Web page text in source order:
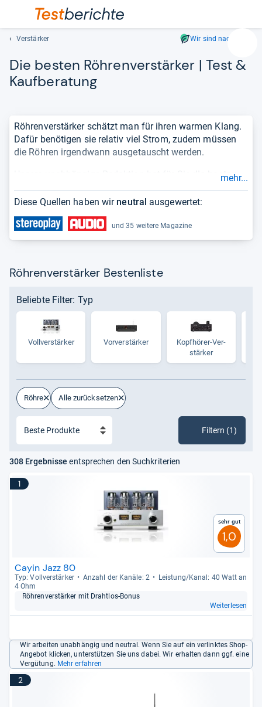
Geben
ein.
und
lassen
Verstärker Wir sind nachhaltig
Die bes­ten Röh­ren­ver­stär­ker | Test &
Kauf­be­ra­tung
Röhrenverstärker schätzt man für ihren warmen Klang.
Dafür benötigen sie relativ viel Strom, zudem müssen
die Röhren irgendwann ausgetauscht werden.
die besten
berücksichtigt nur aktuelle Produkte.Testergebnisse
Überblick über die Produktqualität. Momentan bestes
Produkt ist Cayin Jazz 80 mit der Note 1,0.
mehr...
Diese Quellen haben wir neutral ausgewertet:
und 35 weitere Magazine
Röhrenverstärker Bestenliste
Beliebte Filter: Typ
Voll­ver­stär­ker Vor­ver­stär­ker
Kopf­hö­rer-​Ver­
stär­ker
Röhre Alle zurücksetzen
Filtern (1)
308 Ergebnisse entsprechen den Suchkriterien
1
Sehr gut
1,0
Cayin Jazz 80
Typ: Voll­ver­stär­ker Anzahl der Kanäle: 2
Leis­tung/Kanal: 40 Watt an
4 Ohm
Röh­ren­ver­stär­ker mit Draht­los-​Bonus
Weiterlesen
Wir arbeiten unabhängig und neutral. Wenn Sie auf ein verlinktes Shop-
Angebot klicken, unterstützen Sie uns dabei. Wir erhalten dann ggf. eine
Vergütung. Mehr erfahren
2